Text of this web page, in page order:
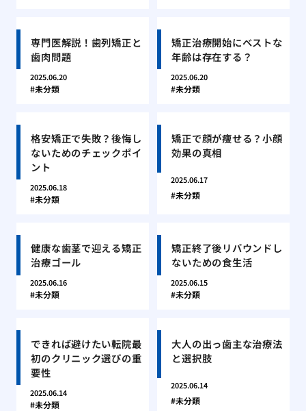
専門医解説！歯列矯正と
歯肉問題
2025.06.20
未分類
矯正治療開始にベストな
年齢は存在する？
2025.06.20
未分類
格安矯正で失敗？後悔し
ないためのチェックポイ
ント
2025.06.18
未分類
矯正で顔が痩せる？小顔
効果の真相
2025.06.17
未分類
健康な歯茎で迎える矯正
治療ゴール
2025.06.16
未分類
矯正終了後リバウンドし
ないための食生活
2025.06.15
未分類
できれば避けたい転院最
初のクリニック選びの重
要性
2025.06.14
未分類
大人の出っ歯主な治療法
と選択肢
2025.06.14
未分類